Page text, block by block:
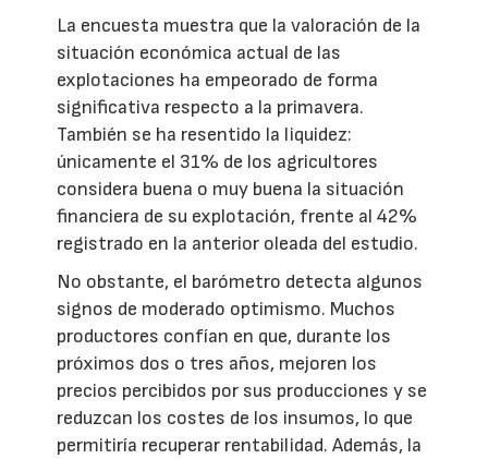
La encuesta muestra que la valoración de la
situación económica actual de las
explotaciones ha empeorado de forma
significativa respecto a la primavera.
También se ha resentido la liquidez:
únicamente el 31% de los agricultores
considera buena o muy buena la situación
financiera de su explotación, frente al 42%
registrado en la anterior oleada del estudio.
No obstante, el barómetro detecta algunos
signos de moderado optimismo. Muchos
productores confían en que, durante los
próximos dos o tres años, mejoren los
precios percibidos por sus producciones y se
reduzcan los costes de los insumos, lo que
permitiría recuperar rentabilidad. Además, la